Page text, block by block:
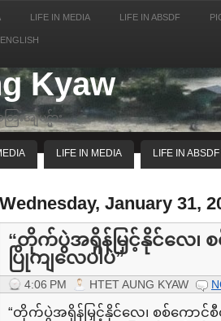
LIFE IN MEDIA LIFE IN ABSDF
Kyaw
အျမင္မ်ား
LIFE IN MEDIA LIFE IN ABSDF
Wednesday, January 31,
“တိုက်ပွဲအရှိန်မြှင့်နိုင်လေ၊
ပြိုကျလေပါပဲ”
4:06 PM HTET AUNG KYAW
“တိုက်ပွဲအရှိန်မြှင့်နိုင်လေ၊ စစ်ကောင်